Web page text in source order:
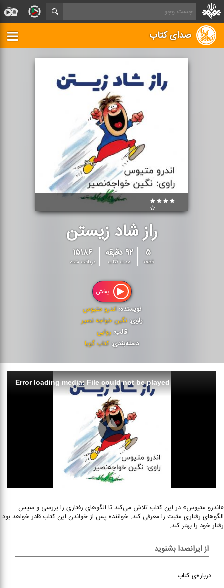
صدای کتاب
راز شاد زیستن
۵
قطعه
۹۲ دقیقه
مدت کتاب
۱۵۱۸۶
دریافت شده
پخش
نویسنده:اندرو متیوس
راوی: نگین خواجه نصیر
قالب: روایی
دسته‌بندی: کتاب گویا
Error loading media: File could not be played
«اندرو متیوس» در این کتاب تلاش می‌کند تا الگوهای رفتاری را بررسی و سپس
الگوهای رفتاری مثبت را معرفی کند. خواننده پس از خواندن این کتاب قادر خواهد بود
رفتار خود را بهتر کند.
از ایرانصدا بشنوید
درباره‌ی کتاب